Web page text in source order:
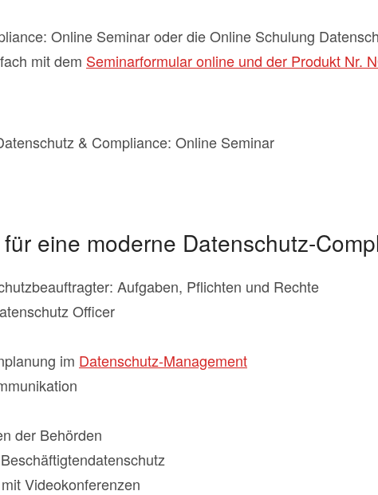
Online Seminar oder die Online Schulung
mit dem Seminarformular online und der Produkt Nr.
& Compliance: Online Seminar
eine moderne Datenschutz-
Aufgaben, Pflichten und Rechte
Officer
im Datenschutz-Management
der Behörden
Videokonferenzen